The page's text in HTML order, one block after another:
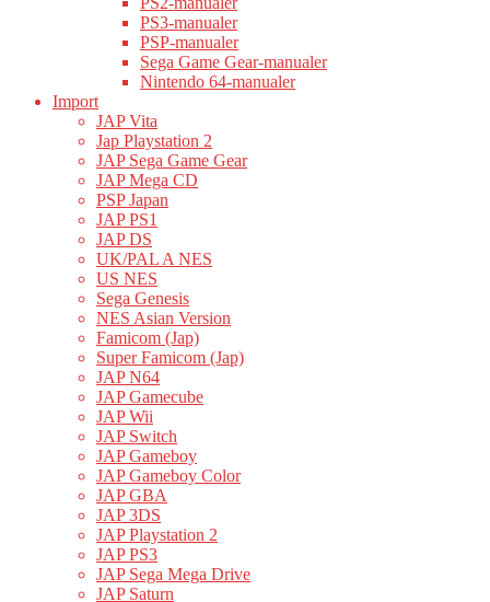
PS3-manualer
PSP-manualer
Sega Game Gear-manualer
Nintendo 64-manualer
Import
JAP Vita
Jap Playstation 2
JAP Sega Game Gear
JAP Mega CD
PSP Japan
JAP PS1
JAP DS
UK/PAL A NES
US NES
Sega Genesis
NES Asian Version
Famicom (Jap)
Super Famicom (Jap)
JAP N64
JAP Gamecube
JAP Wii
JAP Switch
JAP Gameboy
JAP Gameboy Color
JAP GBA
JAP 3DS
JAP Playstation 2
JAP PS3
JAP Sega Mega Drive
JAP Saturn